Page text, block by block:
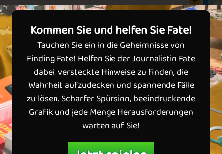
Falling Out
Kommen Sie und helfen Sie Fate!
Tauchen Sie ein in die Geheimnisse von
Finding Fate! Helfen Sie der Journalistin Fate
dabei, versteckte Hinweise zu finden, die
Wahrheit aufzudecken und spannende Fälle
zu lösen. Scharfer Spürsinn, beeindruckende
Grafik und jede Menge Herausforderungen
warten auf Sie!
✅ Keine Werbung
💝 Jetzt VIP werden!